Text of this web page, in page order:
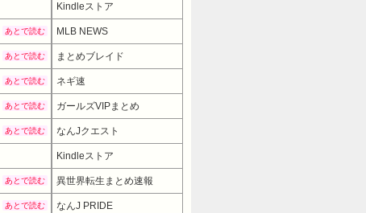
Kindleストア
あとで読む MLB NEWS
あとで読む まとめブレイド
あとで読む ネギ速
あとで読む ガールズVIPまとめ
あとで読む なんJクエスト
Kindleストア
あとで読む 異世界転生まとめ速報
あとで読む なんJ PRIDE